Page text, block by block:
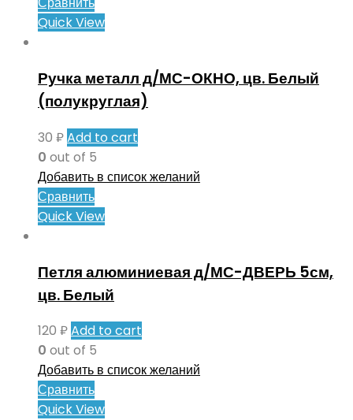
Quick View
Ручка металл д/МС-ОКНО, цв. Белый
(полукруглая)
30 ₽Add to cart
0 out of 5
Добавить в список желаний
Сравнить
Quick View
Петля алюминиевая д/МС-ДВЕРЬ 5см,
цв. Белый
120 ₽Add to cart
0 out of 5
Добавить в список желаний
Сравнить
Quick View